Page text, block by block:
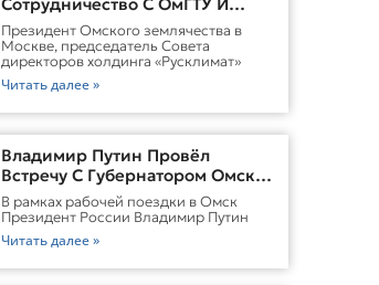
Участвует В Обновлении
Городской Среды Омска
Президент Омского землячества в
Москве, председатель Совета
директоров холдинга «Русклимат»
Читать далее »
Владимир Путин Провёл
Встречу С Губернатором Омской
Области Виталием
ХоценкоИсточник
В рамках рабочей поездки в Омск
Президент России Владимир Путин
Читать далее »